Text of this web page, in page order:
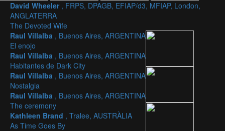
David Wheeler , FRPS, DPAGB, EFIAP/d3, MFIAP, London,
ANGLATERRA
The Devoted Wife
Raul Villalba , Buenos Aires, ARGENTINA
El enojo
Raul Villalba , Buenos Aires, ARGENTINA
Habitantes de Dark City
Raul Villalba , Buenos Aires, ARGENTINA
Nostalgia
Raul Villalba , Buenos Aires, ARGENTINA
The ceremony
Kathleen Brand , Tralee, AUSTRÀLIA
As Time Goes By